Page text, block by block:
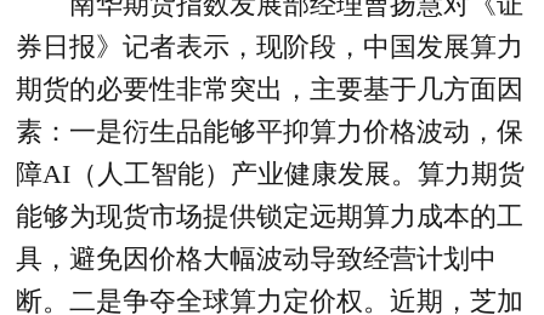
券日报》记者表示，现阶段，中国发展算力
期货的必要性非常突出，主要基于几方面因
素：一是衍生品能够平抑算力价格波动，保
障AI（人工智能）产业健康发展。算力期货
能够为现货市场提供锁定远期算力成本的工
具，避免因价格大幅波动导致经营计划中
断。二是争夺全球算力定价权。近期，芝加